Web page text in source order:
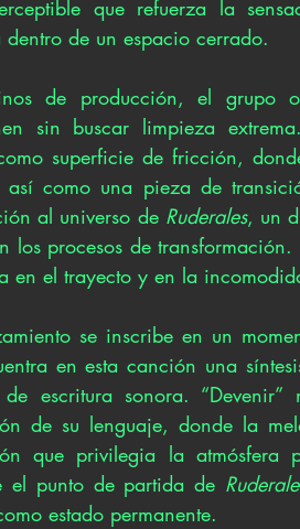
que refuerza la
dentro de un espacio cerrado.
de producción, el grupo
sin buscar limpieza
superficie de fricción,
así como una pieza de
al universo de Ruderales, un
los procesos de
en el trayecto y en la
se inscribe en un
en esta canción una
escritura sonora.
de su lenguaje, donde la
que privilegia la atmósfera
el punto de partida de
estado permanente.